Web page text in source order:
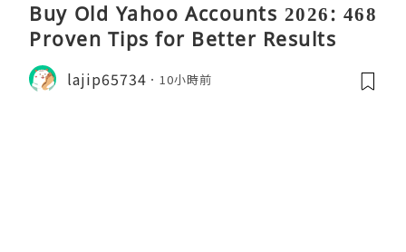
Buy Old Yahoo Accounts 2026: 468
Proven Tips for Better Results
lajip65734 10小時前